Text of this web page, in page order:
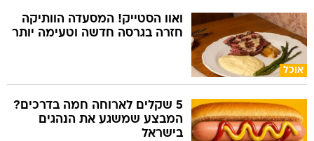
אוכל
ואוו הסטייק! המסעדה הוותיקה
חזרה בגרסה חדשה וטעימה יותר
5 שקלים לארוחה חמה בדרכים?
המבצע שמשגע את הנהגים
בישראל